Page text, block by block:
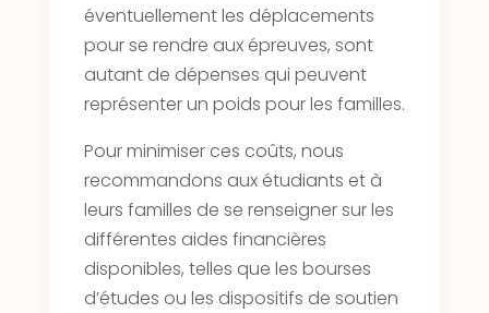
éventuellement les déplacements
pour se rendre aux épreuves, sont
autant de dépenses qui peuvent
représenter un poids pour les familles.
Pour minimiser ces coûts, nous
recommandons aux étudiants et à
leurs familles de se renseigner sur les
différentes aides financières
disponibles, telles que les bourses
d’études ou les dispositifs de soutien